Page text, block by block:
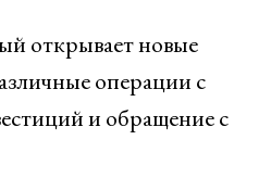
открывает новые
операции с
и обращение с